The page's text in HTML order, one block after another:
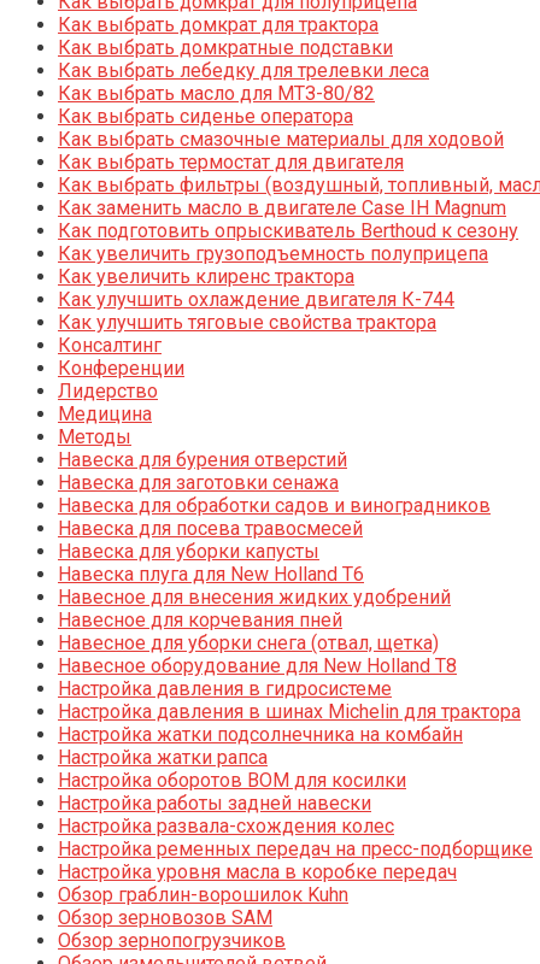
Как выбрать домкрат для трактора
Как выбрать домкратные подставки
Как выбрать лебедку для трелевки леса
Как выбрать масло для МТЗ-80/82
Как выбрать сиденье оператора
Как выбрать смазочные материалы для ходовой
Как выбрать термостат для двигателя
Как выбрать фильтры (воздушный, топливный,
Как заменить масло в двигателе Case IH Magnum
Как подготовить опрыскиватель Berthoud к сезону
Как увеличить грузоподъемность полуприцепа
Как увеличить клиренс трактора
Как улучшить охлаждение двигателя К-744
Как улучшить тяговые свойства трактора
Консалтинг
Конференции
Лидерство
Медицина
Методы
Навеска для бурения отверстий
Навеска для заготовки сенажа
Навеска для обработки садов и виноградников
Навеска для посева травосмесей
Навеска для уборки капусты
Навеска плуга для New Holland T6
Навесное для внесения жидких удобрений
Навесное для корчевания пней
Навесное для уборки снега (отвал, щетка)
Навесное оборудование для New Holland T8
Настройка давления в гидросистеме
Настройка давления в шинах Michelin для трактора
Настройка жатки подсолнечника на комбайн
Настройка жатки рапса
Настройка оборотов ВОМ для косилки
Настройка работы задней навески
Настройка развала-схождения колес
Настройка ременных передач на пресс-подборщике
Настройка уровня масла в коробке передач
Обзор граблин-ворошилок Kuhn
Обзор зерновозов SAM
Обзор зернопогрузчиков